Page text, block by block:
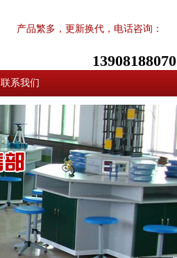
产品繁多，更新换代，电话咨询：
13908188070
联系我们